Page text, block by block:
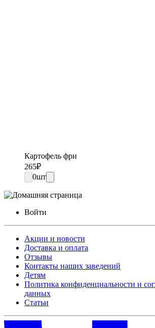
Картофель фри
265₽
0шт
Войти
Акции и новости
Доставка и оплата
Отзывы
Контакты наших заведений
Детям
Политика конфиденциальности и
данных
Статьи